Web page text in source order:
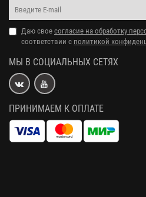
Даю свое согласие на обработку
соответствии с политикой
МЫ В СОЦИАЛЬНЫХ СЕТЯХ
ПРИНИМАЕМ К ОПЛАТЕ